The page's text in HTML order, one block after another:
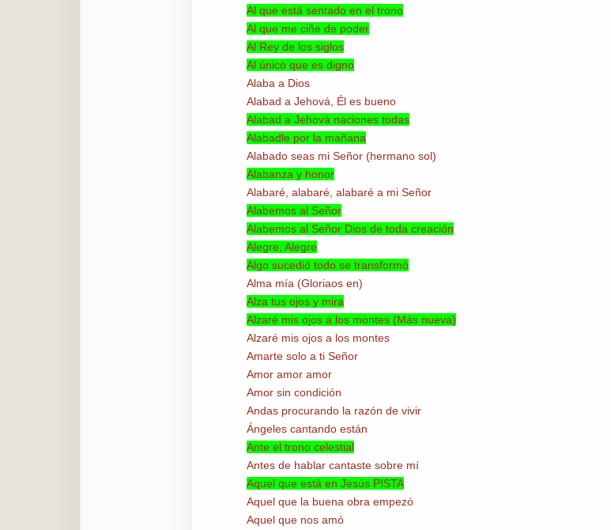
Al que está sentado en el trono
Al que me ciñe de poder
Al Rey de los siglos
Al único que es digno
Alaba a Dios
Alabad a Jehová, Él es bueno
Alabad a Jehová naciones todas
Alabadle por la mañana
Alabado seas mi Señor (hermano sol)
Alabanza y honor
Alabaré, alabaré, alabaré a mi Señor
Alabemos al Señor
Alabemos al Señor Dios de toda creación
Alegre, Alegre
Algo sucedió todo se transformó
Alma mía (Gloriaos en)
Alza tus ojos y mira
Alzaré mis ojos a los montes (Más nueva)
Alzaré mis ojos a los montes
Amarte solo a ti Señor
Amor amor amor
Amor sin condición
Andas procurando la razón de vivir
Ángeles cantando están
Ante el trono celestial
Antes de hablar cantaste sobre mí
Aquel que está en Jesús PISTA
Aquel que la buena obra empezó
Aquel que nos amó